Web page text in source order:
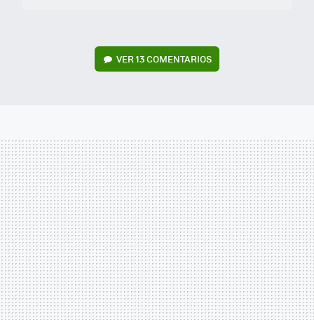
VER13 COMENTARIOS